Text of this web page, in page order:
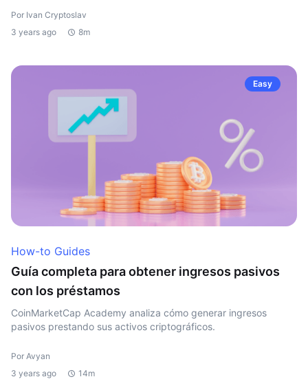
Por Ivan Cryptoslav
3 years ago
8m
Easy
How-to Guides
Guía completa para obtener ingresos pasivos
con los préstamos
CoinMarketCap Academy analiza cómo generar ingresos
pasivos prestando sus activos criptográficos.
Por Avyan
3 years ago
14m